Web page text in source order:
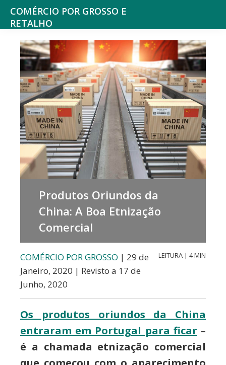
Saltar
para
menu
principal
Skip
main
content
COMÉRCIO POR GROSSO E
RETALHO
Espaço
de
reflexão
sobre
Comércio
Produtos Oriundos da
China: A Boa Etnização
Comercial
COMÉRCIO POR GROSSO | 29 de
Janeiro, 2020 | Revisto a 17 de
Junho, 2020
LEITURA | 4 MIN
Os produtos oriundos da China
entraram em Portugal para ficar –
é a chamada etnização comercial